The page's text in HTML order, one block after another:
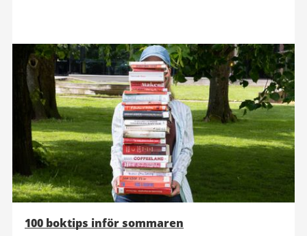
100 boktips inför sommaren